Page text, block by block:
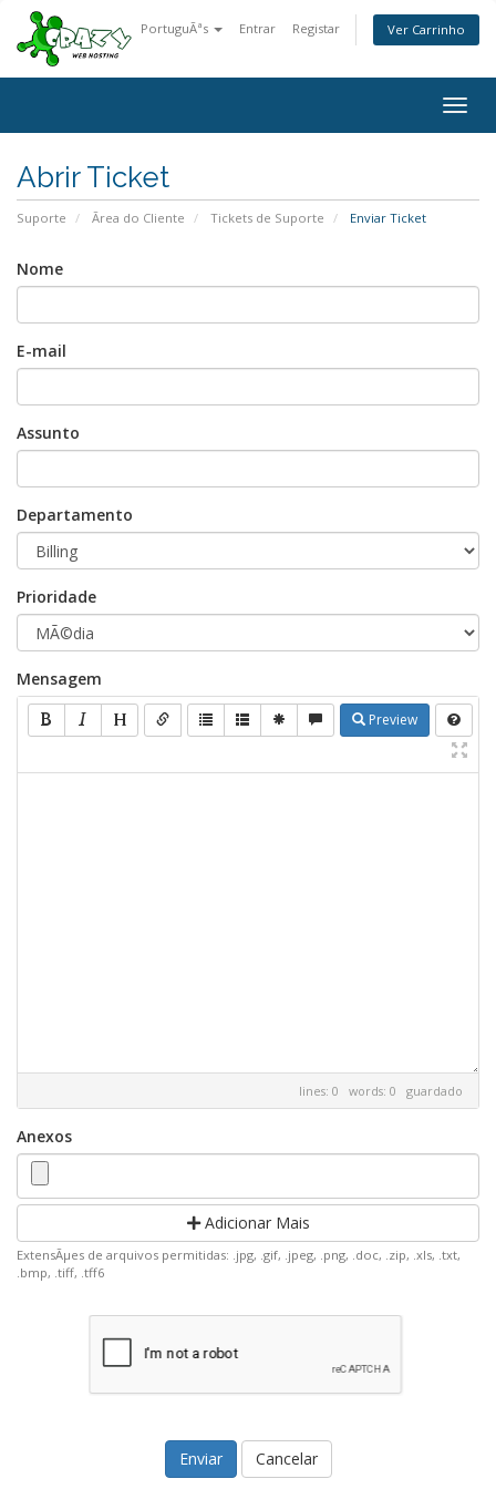
PortuguÃªs Entrar Registar Ver Carrinho
Abrir Ticket
Suporte Ãrea do Cliente Tickets de Suporte Enviar Ticket
Nome
E-mail
Assunto
Departamento
Prioridade
Mensagem
Preview
lines: 0 words: 0 guardado
Anexos
Adicionar Mais
ExtensÃµes de arquivos permitidas: .jpg, .gif, .jpeg, .png, .doc, .zip, .xls, .txt,
.bmp, .tiff, .tff6
Cancelar